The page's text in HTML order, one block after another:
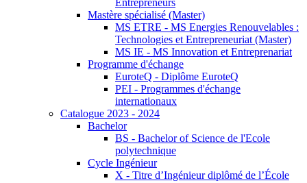
Entrepreneurs
Mastère spécialisé (Master)
MS ETRE - MS Energies Renouvelables :
Technologies et Entrepreneuriat (Master)
MS IE - MS Innovation et Entreprenariat
Programme d'échange
EuroteQ - Diplôme EuroteQ
PEI - Programmes d'échange
internationaux
Catalogue 2023 - 2024
Bachelor
BS - Bachelor of Science de l'Ecole
polytechnique
Cycle Ingénieur
X - Titre d’Ingénieur diplômé de l’École